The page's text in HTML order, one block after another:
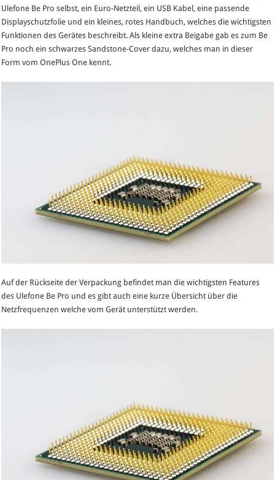
Ulefone Be Pro selbst, ein Euro-Netzteil, ein USB Kabel, eine passende
Displayschutzfolie und ein kleines, rotes Handbuch, welches die wichtigsten
Funktionen des Gerätes beschreibt. Als kleine extra Beigabe gab es zum Be
Pro noch ein schwarzes Sandstone-Cover dazu, welches man in dieser
Form vom OnePlus One kennt.
Auf der Rückseite der Verpackung befindet man die wichtigsten Features
des Ulefone Be Pro und es gibt auch eine kurze Übersicht über die
Netzfrequenzen welche vom Gerät unterstützt werden.